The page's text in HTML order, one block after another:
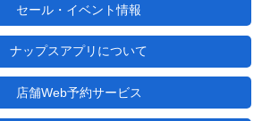
セール・イベント情報
ナップスアプリについて
店舗Web予約サービス